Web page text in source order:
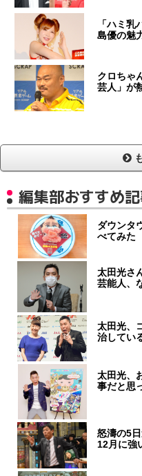
「ハミ
島優の魅
クロちゃ
芸人」が
編集部おすすめ
ダウンタ
べてみた
太田光さ
芸能人、
太田光、
治してい
太田光、
事だと思
怒濤の5
12月に強